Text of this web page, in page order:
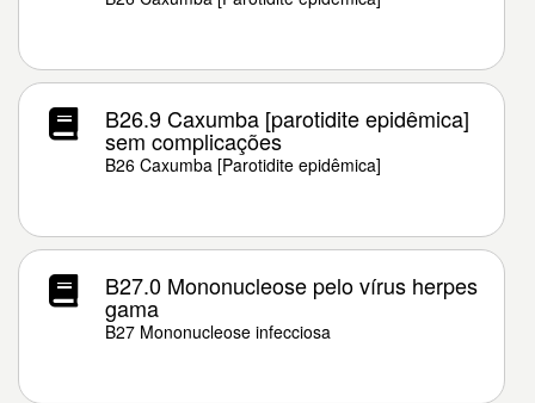
B26.9 Caxumba [parotidite epidêmica]
sem complicações
B26 Caxumba [Parotidite epidêmica]
B27.0 Mononucleose pelo vírus herpes
gama
B27 Mononucleose infecciosa